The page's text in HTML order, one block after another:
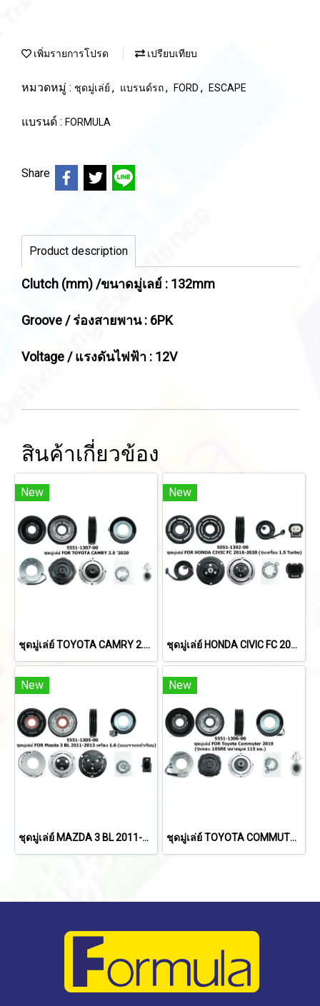
เพิ่มรายการโปรด เปรียบเทียบ
หมวดหมู่ : ชุดมู่เล่ย์ , แบรนด์รถ, FORD , ESCAPE
แบรนด์ : FORMULA
Share
Product description
Clutch (mm) /ขนาดมู่เลย์ : 132mm
Groove / ร่องสายพาน : 6PK
Voltage / แรงดันไฟฟ้า : 12V
สินค้าเกี่ยวข้อง
New
ชุดมู่เล่ย์ TOYOTA CAMRY 2.0 '2020
New
ชุดมู่เล่ย์ HONDA CIVIC FC 2016-2020 (รุ ่นเครื่อง 1.5 Turbo)
New
ชุดมู่เล่ย์ MAZDA 3 BL 2011-2013 เครื่อง 1.6 (แบบจานหน้าเรียบ)
New
ชุดมู่เล่ย์ TOYOTA COMMUTER 2019 (รุ ่นคอม 10SRE ขนาดมูเล่ 115 มม.)